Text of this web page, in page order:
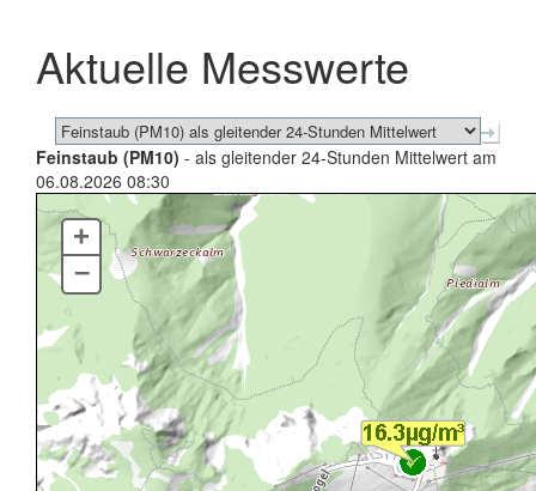
schließen
Aktuelle Messwerte
Feinstaub (PM10) - als gleitender 24-Stunden Mittelwert am
06.08.2026 08:30
+
–